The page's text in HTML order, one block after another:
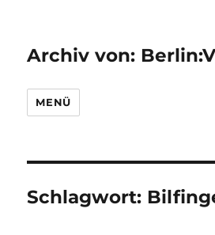
Archiv von:
MENÜ
Schlagwort: